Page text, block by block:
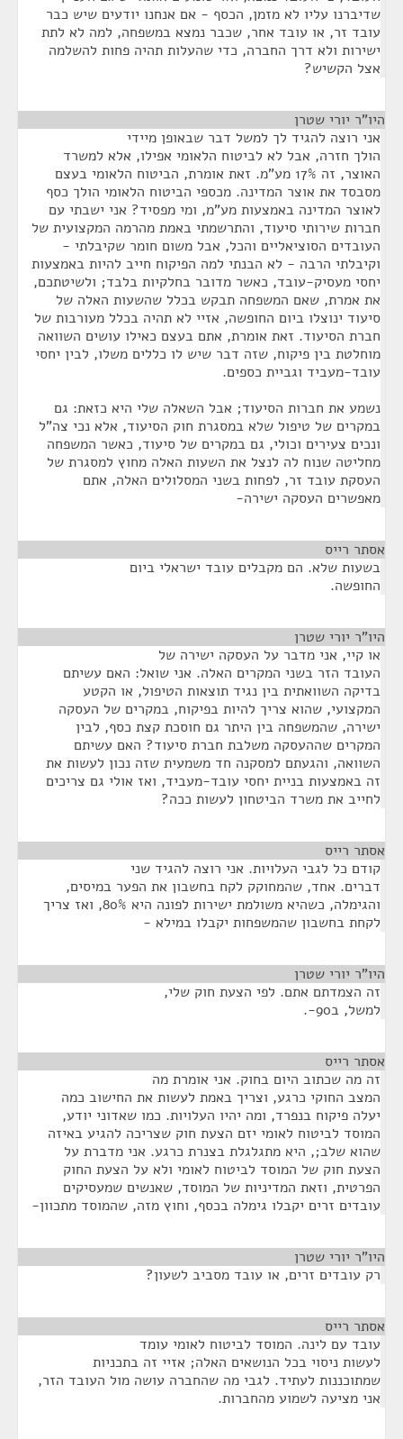
שדיברנו עליו לא מזמן, הכסף - אם אנחנו יודעים שיש כבר
עובד זר, או עובד אחר, שכבר נמצא במשפחה, למה לא לתת
ישירות ולא דרך החברה, כדי שהעלות תהיה פחות להשלמה
אצל הקשיש?
היו"ר יורי שטרן
אני רוצה להגיד לך למשל דבר שבאופן מיידי
הולך חזרה, אבל לא לביטוח הלאומי אפילו, אלא למשרד
האוצר, זה 17% מע"מ. זאת אומרת, הביטוח הלאומי בעצם
מסבסד את אוצר המדינה. מכספי הביטוח הלאומי הולך כסף
לאוצר המדינה באמצעות מע"מ, ומי מפסיד? אני ישבתי עם
חברות שירותי סיעוד, והתרשמתי באמת מהרמה המקצועית של
העובדים הסוציאליים והכל, אבל משום חומר שקיבלתי -
וקיבלתי הרבה - לא הבנתי למה הפיקוח חייב להיות באמצעות
יחסי מעסיק-עובד, כאשר מדובר בחלקיות בלבד; ולשיטתכם,
את אמרת, שאם המשפחה תבקש בכלל שהשעות האלה של
סיעוד ינוצלו ביום החופשה, אזיי לא תהיה בכלל מעורבות של
חברת הסיעוד. זאת אומרת, אתם בעצם כאילו עושים השוואה
מוחלטת בין פיקוח, שזה דבר שיש לו כללים משלו, לבין יחסי
עובד-מעביד וגביית כספים.
נשמע את חברות הסיעוד; אבל השאלה שלי היא כזאת: גם
במקרים של טיפול שלא במסגרת חוק הסיעוד, אלא נכי צה"ל
ונכים צעירים וכולי, גם במקרים של סיעוד, כאשר המשפחה
מחליטה שנוח לה לנצל את השעות האלה מחוץ למסגרת של
העסקת עובד זר, לפחות בשני המסלולים האלה, אתם
מאפשרים העסקה ישירה-
אסתר רייס
בשעות שלא. הם מקבלים עובד ישראלי ביום
החופשה.
היו"ר יורי שטרן
או קיי, אני מדבר על העסקה ישירה של
העובד הזר בשני המקרים האלה. אני שואל: האם עשיתם
בדיקה השוואתית בין נגיד תוצאות הטיפול, או הקטע
המקצועי, שהוא צריך להיות בפיקוח, במקרים של העסקה
ישירה, שהמשפחה בין היתר גם חוסכת קצת כסף, לבין
המקרים שההעסקה משלבת חברת סיעוד? האם עשיתם
השוואה, והגעתם למסקנה חד משמעית שזה נכון לעשות את
זה באמצעות בניית יחסי עובד-מעביד, ואז אולי גם צריכים
לחייב את משרד הביטחון לעשות ככה?
אסתר רייס
קודם כל לגבי העלויות. אני רוצה להגיד שני
דברים. אחד, שהמחוקק לקח בחשבון את הפער במיסים,
והגימלה, כשהיא משולמת ישירות לפונה היא 80%, ואז צריך
לקחת בחשבון שהמשפחות יקבלו במילא -
היו"ר יורי שטרן
זה הצמדתם אתם. לפי הצעת חוק שלי,
למשל, ב90-.
אסתר רייס
זה מה שכתוב היום בחוק. אני אומרת מה
המצב החוקי כרגע, וצריך באמת לעשות את החישוב כמה
יעלה פיקוח בנפרד, ומה יהיו העלויות. כמו שאדוני יודע,
המוסד לביטוח לאומי יזם הצעת חוק שצריכה להגיע באיזה
שהוא שלב;, היא מתגלגלת בצנרת כרגע. אני מדברת על
הצעת חוק של המוסד לביטוח לאומי ולא על הצעת החוק
הפרטית, וזאת המדיניות של המוסד, שאנשים שמעסיקים
עובדים זרים יקבלו גימלה בכסף, וחוץ מזה, שהמוסד מתכוון-
היו"ר יורי שטרן
רק עובדים זרים, או עובד מסביב לשעון?
אסתר רייס
עובד עם לינה. המוסד לביטוח לאומי עומד
לעשות ניסוי בכל הנושאים האלה; אזיי זה בתכניות
שמתוכננות לעתיד. לגבי מה שהחברה עושה מול העובד הזר,
אני מציעה לשמוע מהחברות.